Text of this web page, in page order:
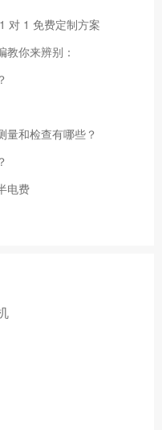
对 1 免费定制方案
你来辨别：
量和检查有哪些？
电费